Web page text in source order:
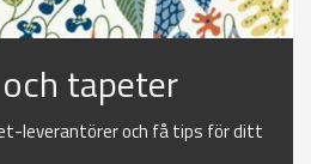
tapeter
leverantörer och få tips för ditt